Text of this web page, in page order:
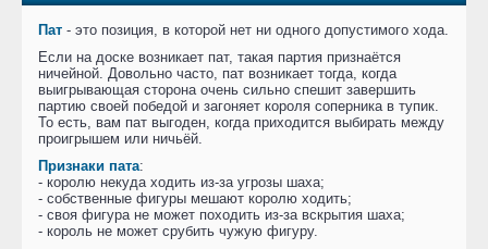
Пат - это позиция, в которой нет ни одного допустимого хода.
Если на доске возникает пат, такая партия признаётся
ничейной. Довольно часто, пат возникает тогда, когда
выигрывающая сторона очень сильно спешит завершить
партию своей победой и загоняет короля соперника в тупик.
То есть, вам пат выгоден, когда приходится выбирать между
проигрышем или ничьёй.
Признаки пата:
- королю некуда ходить из-за угрозы шаха;
- собственные фигуры мешают королю ходить;
- своя фигура не может походить из-за вскрытия шаха;
- король не может срубить чужую фигуру.